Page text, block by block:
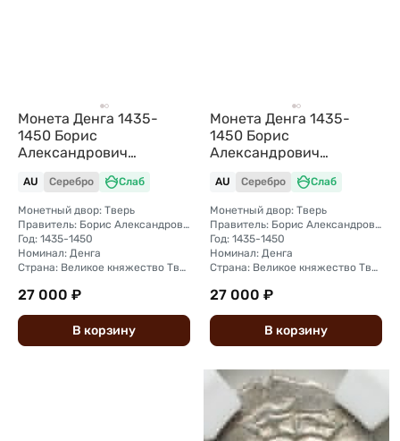
Монета Денга 1435-
1450 Борис
Александрович
Чеканщик Тверское
княжество слаб ННР AU
58
AU Серебро Слаб
Монетный двор: Тверь
Правитель: Борис Александрович (1426 - 1461)
Год: 1435-1450
Номинал: Денга
Страна: Великое княжество Тверское
27 000 ₽
В корзину
Монета Денга 1435-
1450 Борис
Александрович
Чеканщик Тверское
княжество слаб ННР AU
58
AU Серебро Слаб
Монетный двор: Тверь
Правитель: Борис Александрович (1426 - 1461)
Год: 1435-1450
Номинал: Денга
Страна: Великое княжество Тверское
27 000 ₽
В корзину